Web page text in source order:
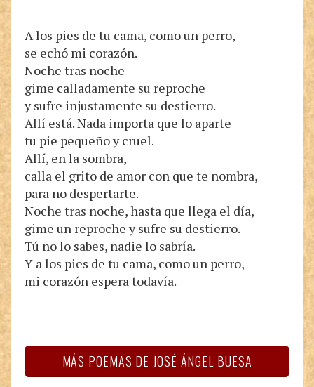
A los pies de tu cama, como un perro,
se echó mi corazón.
Noche tras noche
gime calladamente su reproche
y sufre injustamente su destierro.
Allí está. Nada importa que lo aparte
tu pie pequeño y cruel.
Allí, en la sombra,
calla el grito de amor con que te nombra,
para no despertarte.
Noche tras noche, hasta que llega el día,
gime un reproche y sufre su destierro.
Tú no lo sabes, nadie lo sabría.
Y a los pies de tu cama, como un perro,
mi corazón espera todavía.
MÁS POEMAS DE JOSÉ ÁNGEL BUESA